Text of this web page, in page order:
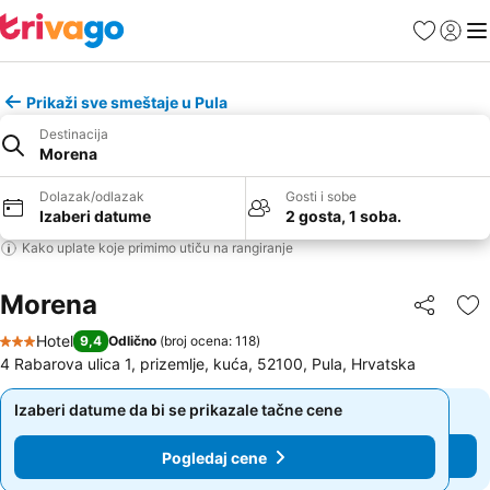
FavoritiPrijavi
Prikaži sve smeštaje u Pula
Destinacija
Morena
Dolazak/odlazak
Izaberi datume
Gosti i sobe
2 gosta, 1 soba.
Kako uplate koje primimo utiču na rangiranje
Morena Deli
3 Zvezdice
Hotel 9,4 Odlično (broj ocena: 118)
4 Rabarova ulica 1, prizemlje, kuća, 52100, Pula, Hrvatska
Izaberi datume da bi se prikazale tačne cene
Pogledaj cene
Izaberi datume da bi se prikazale tačne cene
Pogledaj cene